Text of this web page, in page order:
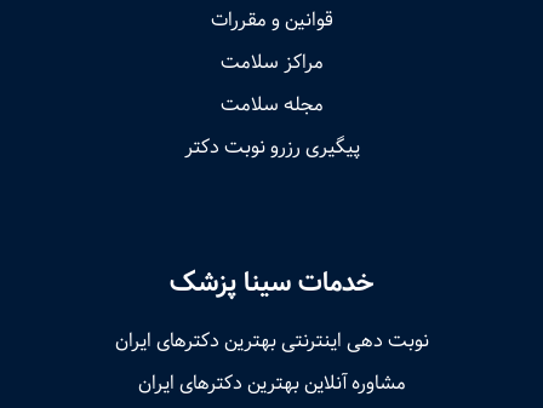
قوانین و مقررات
مراکز سلامت
مجله سلامت
پیگیری رزرو نوبت دکتر
خدمات سینا پزشک
نوبت‌ دهی اینترنتی بهترین دکترهای ایران
مشاوره آنلاین بهترین دکترهای ایران